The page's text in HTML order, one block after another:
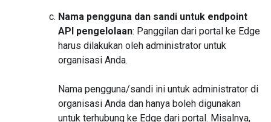
Nama pengguna dan sandi untuk endpoint
API pengelolaan: Panggilan dari portal ke Edge
harus dilakukan oleh administrator untuk
organisasi Anda.
Nama pengguna/sandi ini untuk administrator di
organisasi Anda dan hanya boleh digunakan
untuk terhubung ke Edge dari portal. Misalnya,